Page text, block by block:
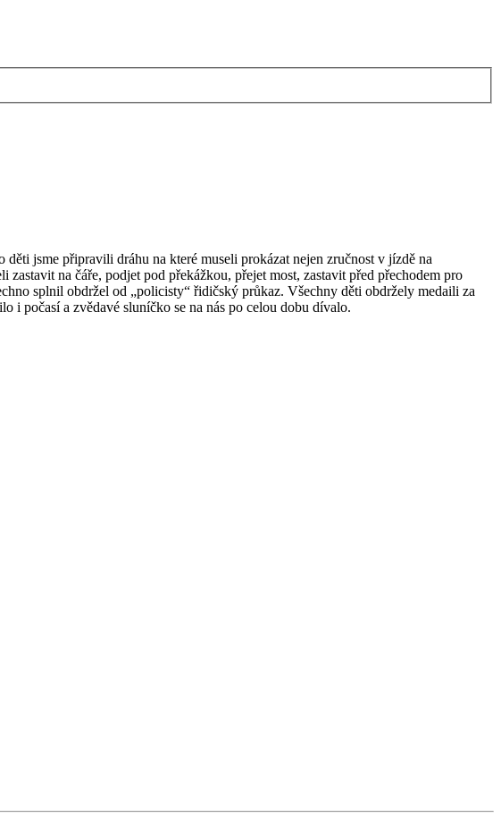
jsme připravili dráhu na které museli prokázat nejen zručnost v jízdě na
na čáře, podjet pod překážkou, přejet most, zastavit před přechodem pro
splnil obdržel od „policisty“ řidičský průkaz. Všechny děti obdržely medaili za
i počasí a zvědavé sluníčko se na nás po celou dobu dívalo.